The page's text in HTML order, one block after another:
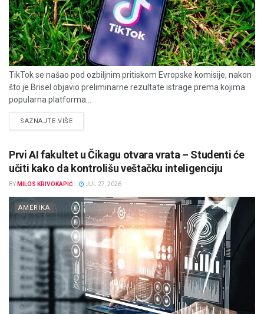
TikTok se našao pod ozbiljnim pritiskom Evropske komisije, nakon
što je Brisel objavio preliminarne rezultate istrage prema kojima
popularna platforma...
SAZNAJTE VIŠEDETAILS
Prvi AI fakultet u Čikagu otvara vrata – Studenti će
učiti kako da kontrolišu veštačku inteligenciju
BY MILOS KRIVOKAPIĆ JUL 27, 2026
AMERIKA